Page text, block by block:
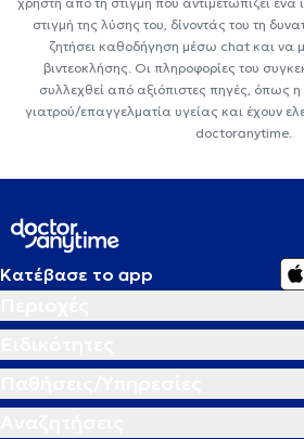
στιγμή της λύσης του, δίνοντάς του τη
ζητήσει καθοδήγηση μέσω chat και να
βιντεοκλήσης. Οι πληροφορίες του
συλλεχθεί από αξιόπιστες πηγές, όπως
γιατρού/επαγγελματία υγείας και έχουν
doctoranytime.
Κατέβασε το app